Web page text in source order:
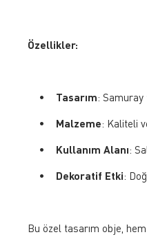
Özellikler:
• Tasarım:
• Malzeme: Kaliteli
• Kullanım Alanı:
• Dekoratif Etki:
Bu özel tasarım obje,